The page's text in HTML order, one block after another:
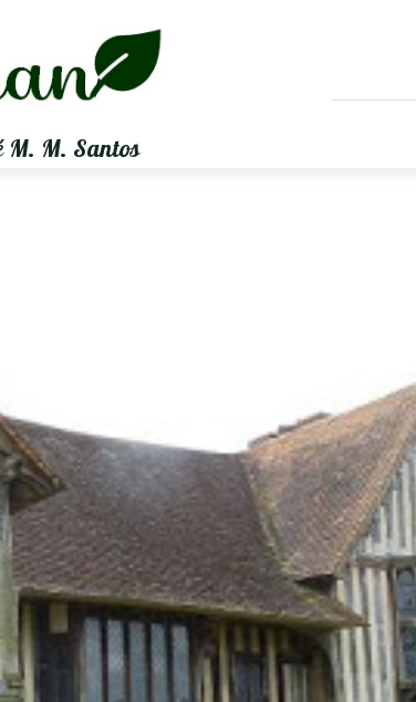
M. Santos